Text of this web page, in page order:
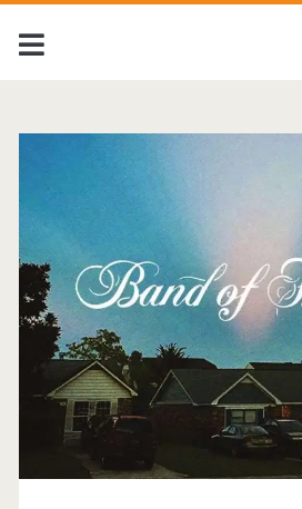
Tag:
<span>Band
Of
Horses</